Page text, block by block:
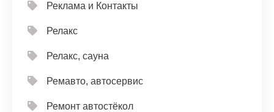
Реклама и Контакты
Релакс
Релакс, сауна
Ремавто, автосервис
Ремонт автостёкол